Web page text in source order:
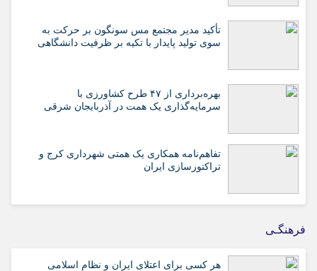
تأکید مدیر مجتمع مس سونگون بر حرکت به
سوی تولید پایدار با تکیه بر ظرفیت دانشگاهی
بهره‌برداری از ۴۷ طرح کشاورزی با
سرمایه‌گذاری یک همت در آذربایجان شرقی
تفاهم‌نامه همکاری یک همتی شهرداری کرج و
تراکتورسازی ایران
فرهنگـی
هر کسی برای اعتلای ایران و نظام اسلامی